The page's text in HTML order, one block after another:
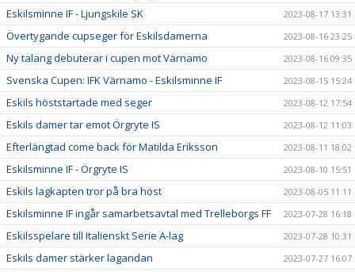
Eskilsminne IF - Ljungskile SK 2023-08-17 13:31
Övertygande cupseger för Eskilsdamerna 2023-08-16 23:25
Ny talang debuterar i cupen mot Värnamo 2023-08-16 09:35
Svenska Cupen: IFK Värnamo - Eskilsminne IF 2023-08-15 15:24
Eskils höststartade med seger 2023-08-12 17:54
Eskils damer tar emot Örgryte IS 2023-08-12 11:03
Efterlängtad come back för Matilda Eriksson 2023-08-11 18:02
Eskilsminne IF - Örgryte IS 2023-08-10 15:51
Eskils lagkapten tror på bra höst 2023-08-05 11:11
Eskilsminne IF ingår samarbetsavtal med Trelleborgs FF 2023-07-28 16:18
Eskilsspelare till Italienskt Serie A-lag 2023-07-28 10:31
Eskils damer stärker lagandan 2023-07-27 16:07